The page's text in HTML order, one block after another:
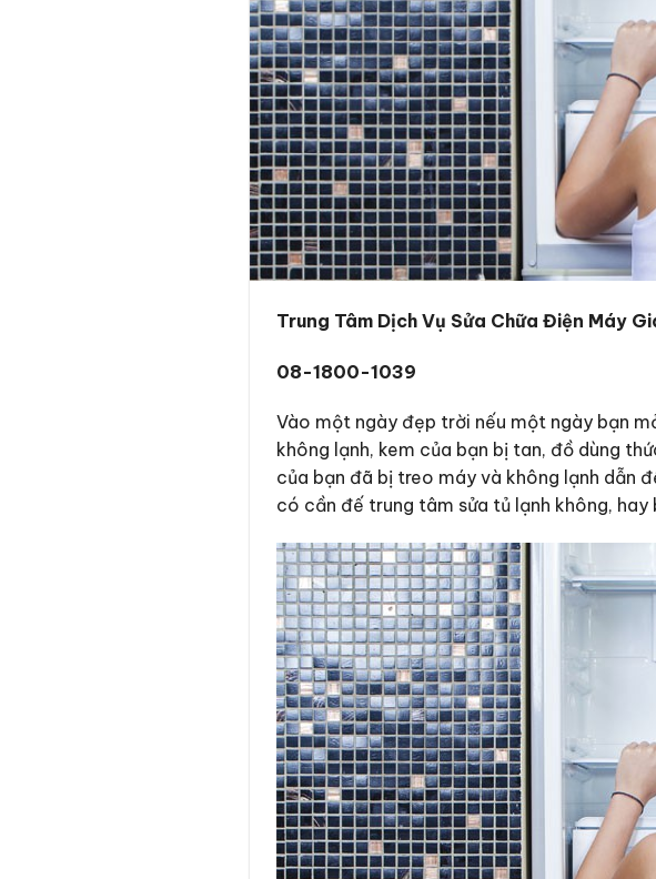
Trung Tâm Dịch Vụ Sửa Chữa Điện Máy
08-1800-1039
Vào một ngày đẹp trời nếu một ngày bạn
không lạnh, kem của bạn bị tan, đồ dùng
của bạn đã bị treo máy và không lạnh dẫn
có cần đế trung tâm sửa tủ lạnh không, hay